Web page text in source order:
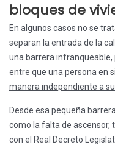
bloques de
En algunos casos no se
separan la entrada de la
una barrera
entre que una persona en
manera independiente a
Desde esa pequeña
como la falta de ascensor,
con el Real Decreto